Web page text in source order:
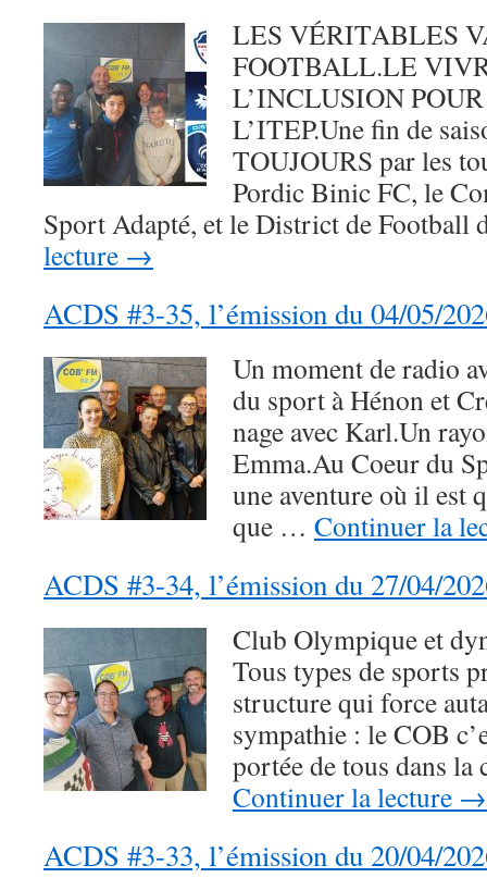
LES VÉRITABLES
FOOTBALL.LE
L’INCLUSION
L’ITEP.Une fin de
TOUJOURS par les
Pordic Binic FC, le
Sport Adapté, et le District de
lecture →
ACDS #3-35, l’émission du 04/05/
Un moment de radio
du sport à Hénon et
nage avec Karl.Un
Emma.Au Coeur du
une aventure où il est
que … Continuer la
ACDS #3-34, l’émission du 27/04/
Club Olympique et
Tous types de sports
structure qui force
sympathie : le COB
portée de tous dans
Continuer la lecture →
ACDS #3-33, l’émission du 20/04/